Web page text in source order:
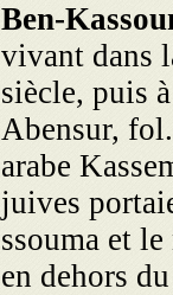
Ben-
vivant dans
siècle, puis
Abensur,
arabe
juives
ssouma et
en dehors